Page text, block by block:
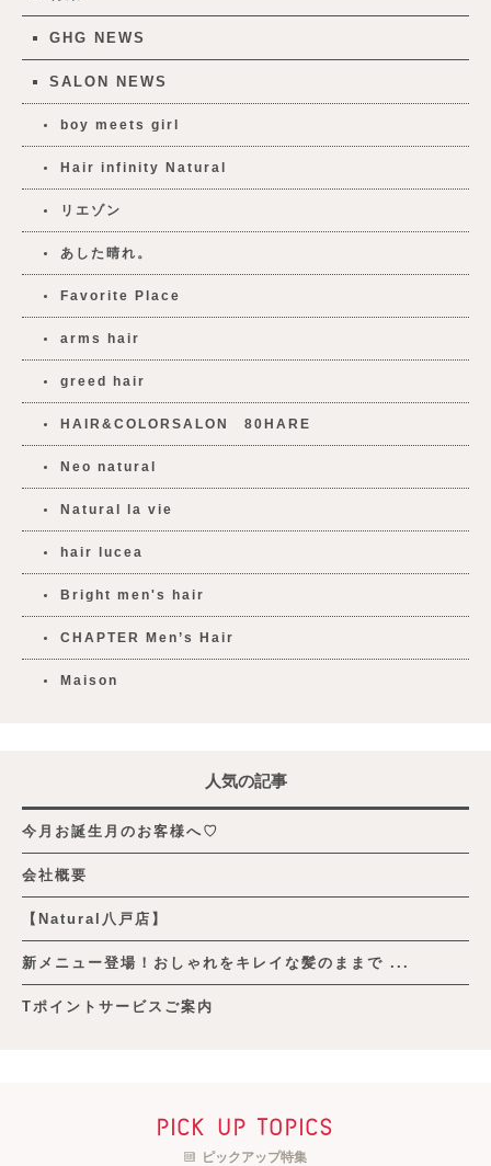
GHG NEWS
SALON NEWS
boy meets girl
Hair infinity Natural
リエゾン
あした晴れ。
Favorite Place
arms hair
greed hair
HAIR&COLORSALON 80HARE
Neo natural
Natural la vie
hair lucea
Bright men's hair
CHAPTER Men’s Hair
Maison
人気の記事
今月お誕生月のお客様へ♡
会社概要
【Natural八戸店】
新メニュー登場！おしゃれをキレイな髪のままで ...
Tポイントサービスご案内
pick up topics
ピックアップ特集